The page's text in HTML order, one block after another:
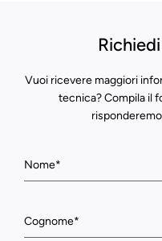
Vuoi ricevere maggiori
tecnica? Compila il